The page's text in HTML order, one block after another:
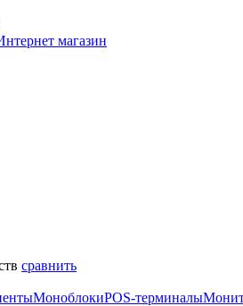
магазин
сравнить
МоноблокиPOS-терминалы